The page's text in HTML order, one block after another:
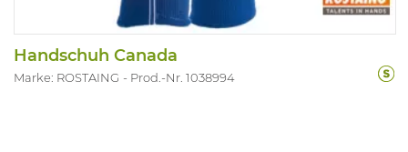
Handschuh Canada
Marke: ROSTAING Prod.-Nr. 1038994